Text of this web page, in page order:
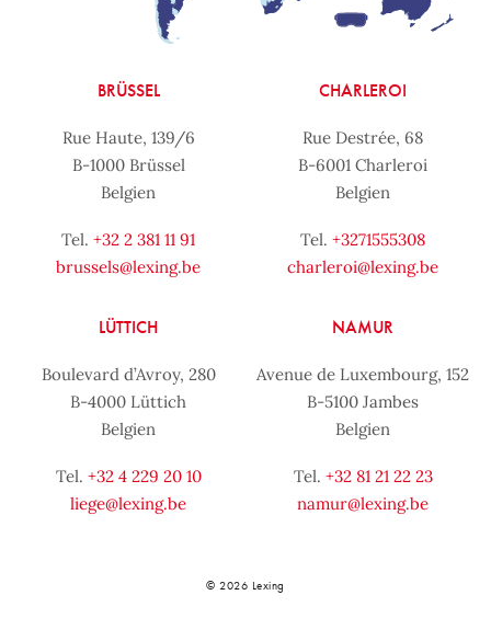
BRÜSSEL
Rue Haute, 139/6
B-1000 Brüssel
Belgien
Tel. +32 2 381 11 91
brussels@lexing.be
CHARLEROI
Rue Destrée, 68
B-6001 Charleroi
Belgien
Tel. +3271555308
charleroi@lexing.be
LÜTTICH
Boulevard d’Avroy, 280
B-4000 Lüttich
Belgien
Tel. +32 4 229 20 10
liege@lexing.be
NAMUR
Avenue de Luxembourg, 152
B-5100 Jambes
Belgien
Tel. +32 81 21 22 23
namur@lexing.be
© 2026 Lexing